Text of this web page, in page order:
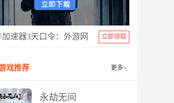
加速器3天口令：外游网 立即领取
戏推荐 更多>
永劫无间